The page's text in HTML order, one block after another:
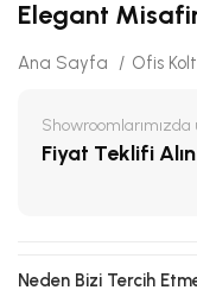
Elegant
Ana Sayfa Ofis
Fiyat Teklifi
Neden Bizi Tercih